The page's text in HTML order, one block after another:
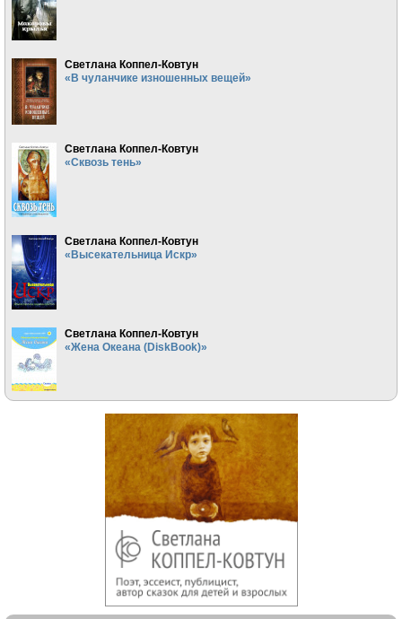
Светлана Коппел-Ковтун
«В чуланчике изношенных вещей»
Светлана Коппел-Ковтун
«Сквозь тень»
Светлана Коппел-Ковтун
«Высекательница Искр»
Светлана Коппел-Ковтун
«Жена Океана (DiskBook)»